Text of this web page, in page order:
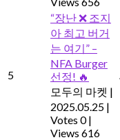
5
“장난 ❌️ 조지
아 최고 버거
는 여기” –
NFA Burger
선정! 🔥
모두의 마켓 |
2025.05.25 |
Votes 0 |
Views 616